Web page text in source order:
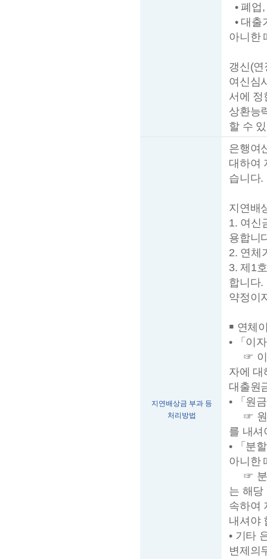
• 폐
• 대
아니한
갱신(
여신심
서에 정
상환능
할 수
지연배상금 부과 등
처리방법
은행여
대하여
습니다.
지연배
1. 여신
용합니
2. 연체
3. 제1
합니다.
약정이
￭ 연체
• 「이
☞ 이
자에 대
대출원
• 「원
☞ 원
를 내셔
• 「분
아니한
☞ 분
는 해당
속하여
내셔야
• 기타
변제의